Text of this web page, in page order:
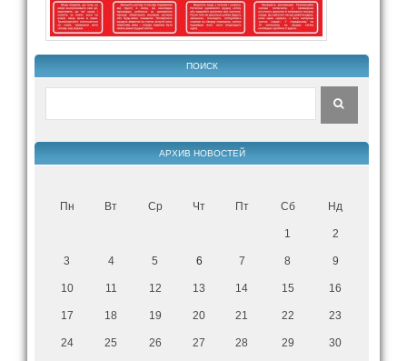
ПОИСК
АРХИВ НОВОСТЕЙ
Пн Вт Ср Чт Пт Сб Нд
1 2
3 4 5 6 7 8 9
10 11 12 13 14 15 16
17 18 19 20 21 22 23
24 25 26 27 28 29 30